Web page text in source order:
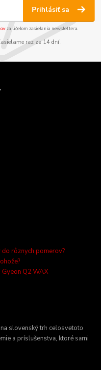
Prihlásiť sa
za účelom zasielania newslettera.
raz za 14 dní.
rôznych pomerov?
Q2 WAX
slovenský trh celosvetoto
a príslušenstva, ktoré sami